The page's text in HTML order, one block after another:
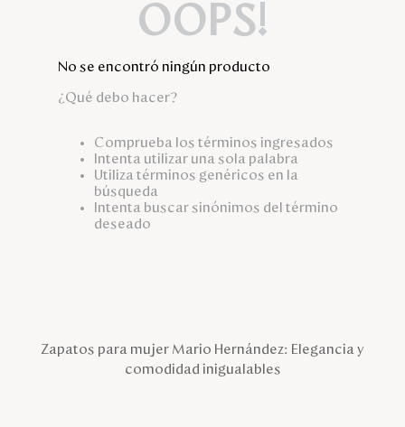
OOPS!
No se encontró ningún producto
¿Qué debo hacer?
Comprueba los términos ingresados
Intenta utilizar una sola palabra
Utiliza términos genéricos en la
búsqueda
Intenta buscar sinónimos del término
deseado
Zapatos para mujer Mario Hernández: Elegancia y
comodidad inigualables